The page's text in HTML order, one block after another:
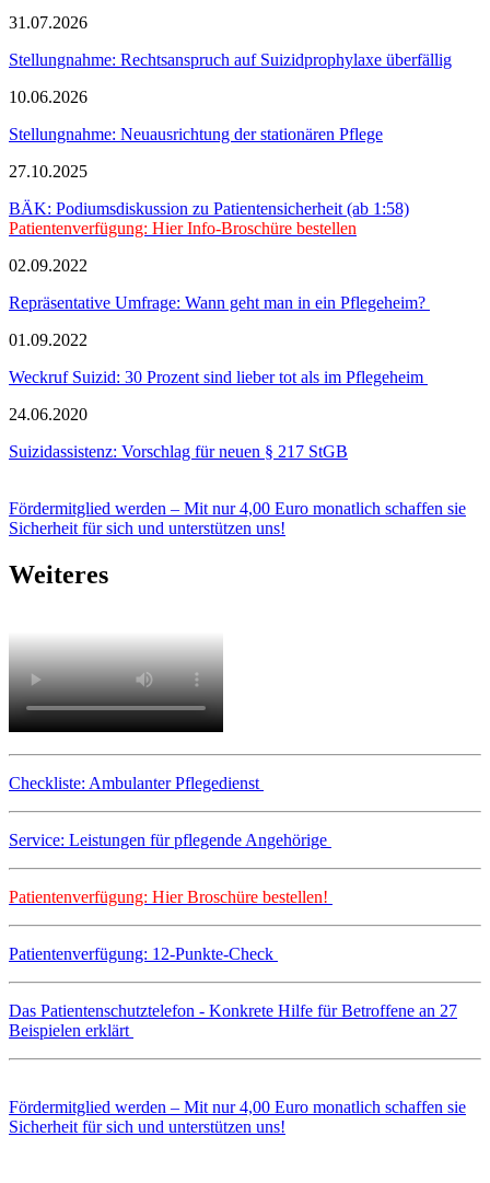
31.07.2026
Stellungnahme: Rechtsanspruch auf Suizidprophylaxe überfällig
10.06.2026
Stellungnahme: Neuausrichtung der stationären Pflege
27.10.2025
BÄK: Podiumsdiskussion zu Patientensicherheit (ab 1:58)
Patientenverfügung: Hier Info-Broschüre bestellen
02.09.2022
Repräsentative Umfrage: Wann geht man in ein Pflegeheim?
01.09.2022
Weckruf Suizid: 30 Prozent sind lieber tot als im Pflegeheim
24.06.2020
Suizidassistenz: Vorschlag für neuen § 217 StGB
Fördermitglied werden – Mit nur 4,00 Euro monatlich schaffen sie
Sicherheit für sich und unterstützen uns!
Weiteres
Checkliste: Ambulanter Pflegedienst
Service: Leistungen für pflegende Angehörige
Patientenverfügung: Hier Broschüre bestellen!
Patientenverfügung: 12-Punkte-Check
Das Patientenschutztelefon - Konkrete Hilfe für Betroffene an 27
Beispielen erklärt
Fördermitglied werden – Mit nur 4,00 Euro monatlich schaffen sie
Sicherheit für sich und unterstützen uns!